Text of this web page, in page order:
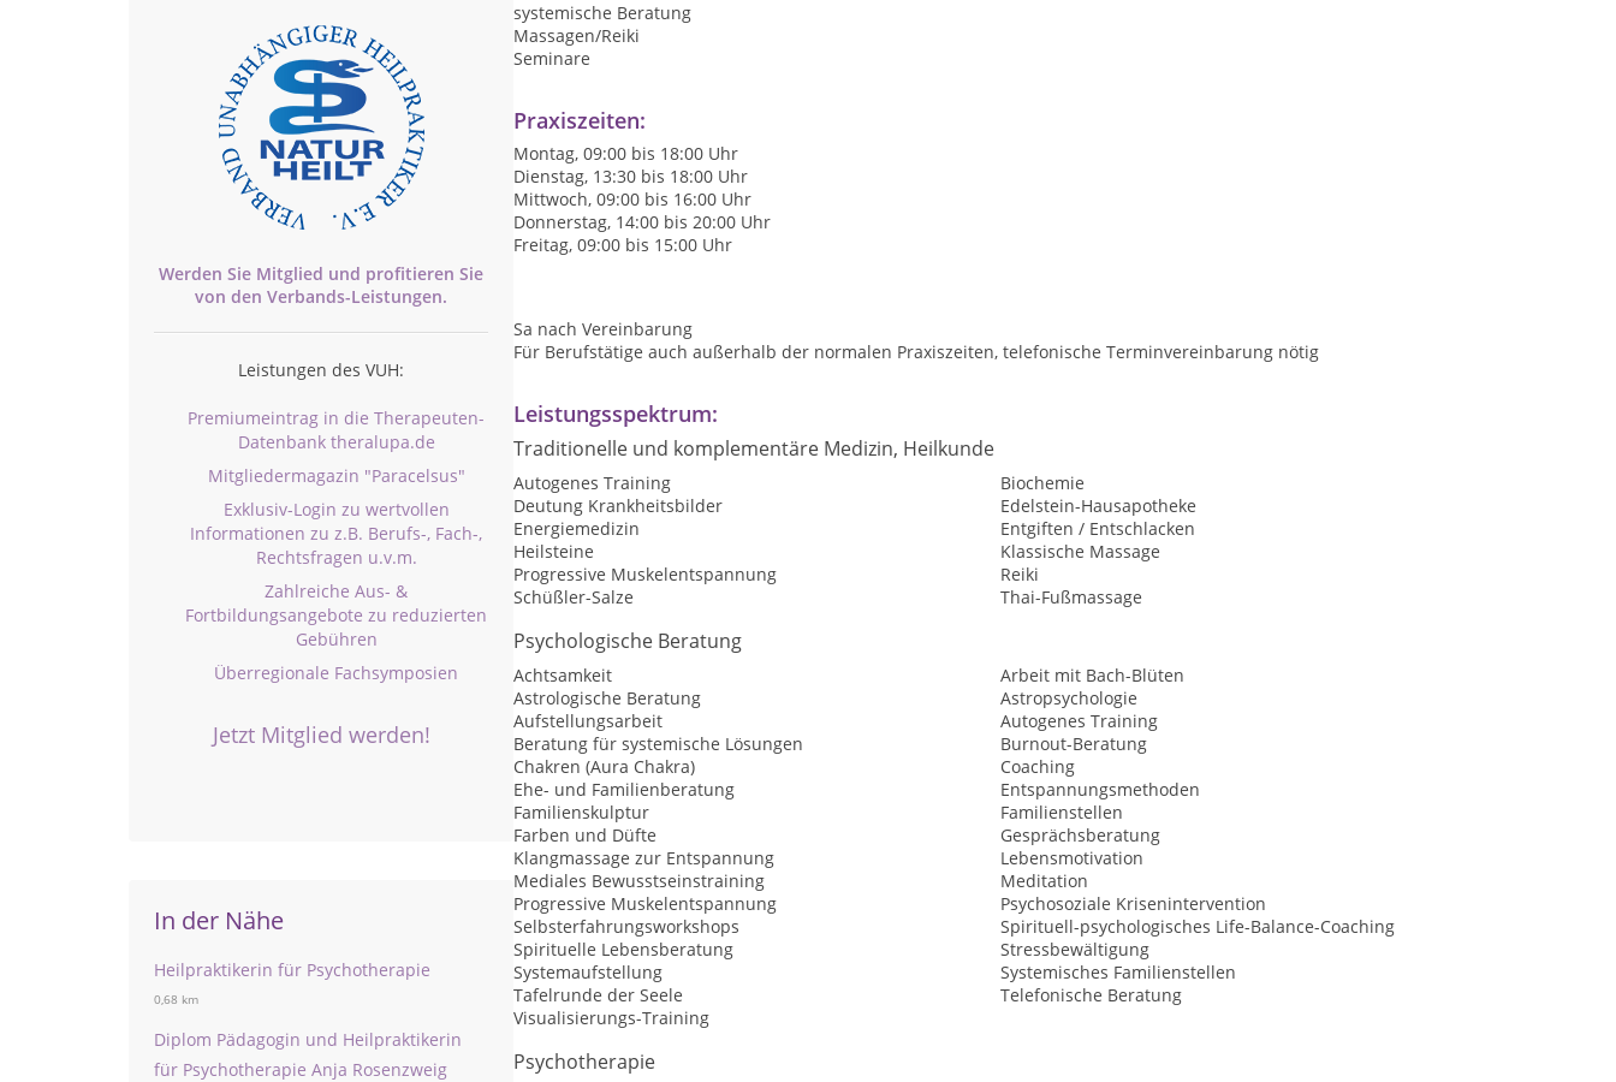
Werden Sie Mitglied und profitieren Sie
von den Verbands-Leistungen.
Leistungen des VUH:
Premiumeintrag in die Therapeuten-
Datenbank theralupa.de
Mitgliedermagazin "Paracelsus"
Exklusiv-Login zu wertvollen
Informationen zu z.B. Berufs-, Fach-,
Rechtsfragen u.v.m.
Zahlreiche Aus- &
Fortbildungsangebote zu reduzierten
Gebühren
Überregionale Fachsymposien
Jetzt Mitglied werden!
In der Nähe
Heilpraktikerin für Psychotherapie
0,68 km
Diplom Pädagogin und Heilpraktikerin
für Psychotherapie Anja Rosenzweig
systemische Beratung
Massagen/Reiki
Seminare
Praxiszeiten:
Montag, 09:00 bis 18:00 Uhr
Dienstag, 13:30 bis 18:00 Uhr
Mittwoch, 09:00 bis 16:00 Uhr
Donnerstag, 14:00 bis 20:00 Uhr
Freitag, 09:00 bis 15:00 Uhr
Sa nach Vereinbarung
Für Berufstätige auch außerhalb der normalen Praxiszeiten, telefonische Terminvereinbarung nötig
Leistungsspektrum:
Traditionelle und komplementäre Medizin, Heilkunde
Autogenes Training
Biochemie
Deutung Krankheitsbilder
Edelstein-Hausapotheke
Energiemedizin
Entgiften / Entschlacken
Heilsteine
Klassische Massage
Progressive Muskelentspannung
Reiki
Schüßler-Salze
Thai-Fußmassage
Psychologische Beratung
Achtsamkeit
Arbeit mit Bach-Blüten
Astrologische Beratung
Astropsychologie
Aufstellungsarbeit
Autogenes Training
Beratung für systemische Lösungen
Burnout-Beratung
Chakren (Aura Chakra)
Coaching
Ehe- und Familienberatung
Entspannungsmethoden
Familienskulptur
Familienstellen
Farben und Düfte
Gesprächsberatung
Klangmassage zur Entspannung
Lebensmotivation
Mediales Bewusstseinstraining
Meditation
Progressive Muskelentspannung
Psychosoziale Krisenintervention
Selbsterfahrungsworkshops
Spirituell-psychologisches Life-Balance-Coaching
Spirituelle Lebensberatung
Stressbewältigung
Systemaufstellung
Systemisches Familienstellen
Tafelrunde der Seele
Telefonische Beratung
Visualisierungs-Training
Psychotherapie